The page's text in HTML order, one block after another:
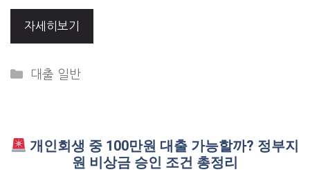
자세히보기
Categories
대출 일반
개인회생 중 100만원 대출 가능할까? 정부지
원 비상금 승인 조건 총정리